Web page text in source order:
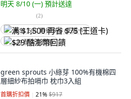
明天 8/10 (一) 預計送達
(2)
满 $1,500 再省 $75 (王道卡)
$29 酷澎幣回饋
green sprouts 小綠芽 100%有機棉四
層細紗布拍嗝巾 枕巾3入組
首購折扣價 21%$917